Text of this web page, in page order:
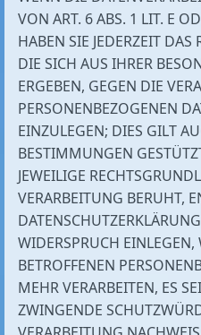
VON ART. 6 ABS. 1 LIT. E
HABEN SIE JEDERZEIT
DIE SICH AUS IHRER
ERGEBEN, GEGEN DIE
PERSONENBEZOGENEN
EINZULEGEN; DIES GILT
BESTIMMUNGEN
JEWEILIGE
VERARBEITUNG BERUHT,
WIDERSPRUCH EINLEGEN,
BETROFFENEN
MEHR VERARBEITEN, ES
ZWINGENDE